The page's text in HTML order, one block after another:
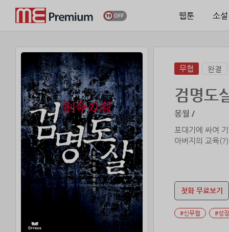
웹툰 소설
무협 완결
검명도
몽월 /
포대기에 싸여
아버지의 교육
첫화 무료보기
#신무협 #성장